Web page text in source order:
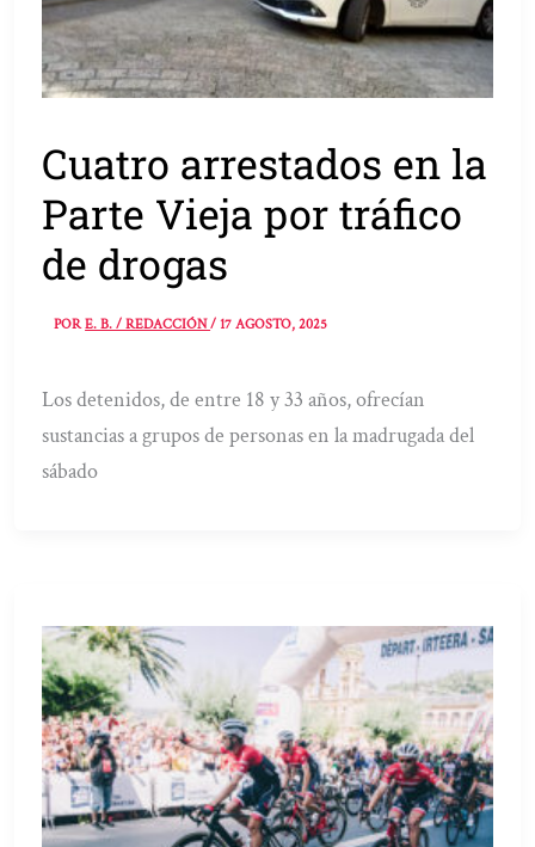
Cuatro arrestados en la
Parte Vieja por tráfico
de drogas
PORE. B. / REDACCIÓN/17 AGOSTO, 2025
Los detenidos, de entre 18 y 33 años, ofrecían
sustancias a grupos de personas en la madrugada del
sábado